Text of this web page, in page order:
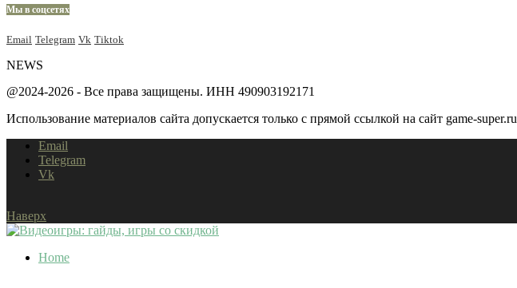
Мы в соцсетях
Email Telegram Vk Tiktok
NEWS
@2024-2026 - Все права защищены. ИНН 490903192171
Использование материалов сайта допускается только с прямой ссылкой на сайт game-super.ru
Email
Telegram
Vk
Наверх
Home